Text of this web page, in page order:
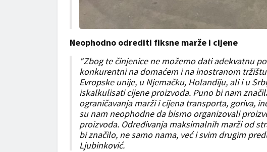
Neophodno odrediti fiksne marže i cijene
“Zbog te činjenice ne možemo dati adekvatnu
konkurentni na domaćem i na inostranom
Evropske unije, u Njemačku, Holandiju, ali i u
iskalkulisati cijene proizvoda. Puno bi nam
ograničavanja marži i cijena transporta, goriva,
su nam neophodne da bismo organizovali
proizvoda. Određivanja maksimalnih marži od
bi značilo, ne samo nama, već i svim drugim
Ljubinković.